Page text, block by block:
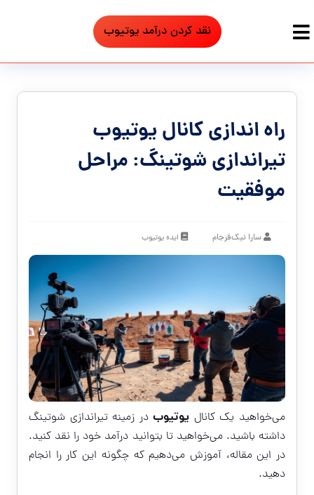
نقد کردن درآمد یوتیوب
راه اندازی کانال یوتیوب
تیراندازی شوتینگ: مراحل
موفقیت
سارا نیک‌فرجام ایده یوتیوب
می‌خواهید یک کانال یوتیوبدر زمینه تیراندازی شوتینگ
داشته باشید. می‌خواهید تا بتوانید درآمد خود را نقد کنید.
در این مقاله، آموزش می‌دهیم که چگونه این کار را انجام
دهید.